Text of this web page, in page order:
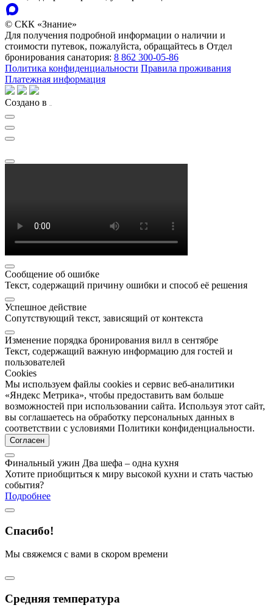
© СКК «Знание»
Для получения подробной информации о наличии и
стоимости путевок, пожалуйста, обращайтесь в Отдел
бронирования санатория: 8 862 300-05-86
Политика конфиденциальности Правила проживания
Платежная информация
Создано в
Сообщение об ошибке
Текст, содержащий причину ошибки и способ её решения
Успешное действие
Сопутствующий текст, зависящий от контекста
Изменение порядка бронирования вилл в сентябре
Текст, содержащий важную информацию для гостей и
пользователей
Cookies
Мы используем файлы cookies и сервис веб-аналитики
«Яндекс Метрика», чтобы предоставить вам больше
возможностей при использовании сайта. Используя этот сайт,
вы соглашаетесь на обработку персональных данных в
соответствии с условиями Политики конфиденциальности.
Согласен
Финальный ужин Два шефа – одна кухня
Хотите приобщиться к миру высокой кухни и стать частью
события?
Подробнее
Спасибо!
Мы свяжемся с вами в скором времени
Средняя температура